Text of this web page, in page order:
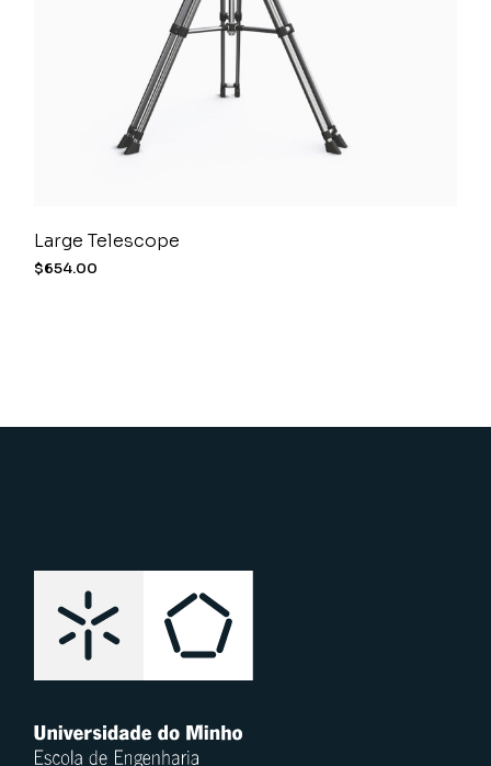
Large Telescope
$654.00